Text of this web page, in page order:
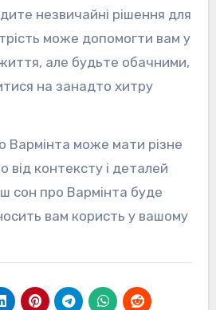
незвичайні рішення для
може допомогти вам у
але будьте обачними,
на занадто хитру
Вармінта може мати різне
від контексту і деталей
сон про Вармінта буде
вам користь у вашому